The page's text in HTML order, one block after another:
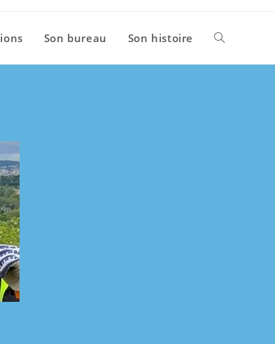
Son bureau Son histoire